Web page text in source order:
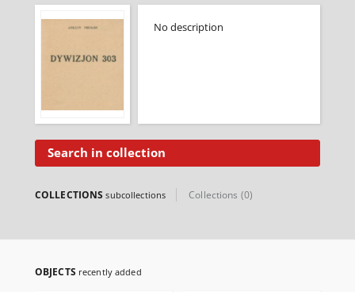
No description
Search in collection
COLLECTIONSsubcollections Collections (0)
OBJECTS recently added